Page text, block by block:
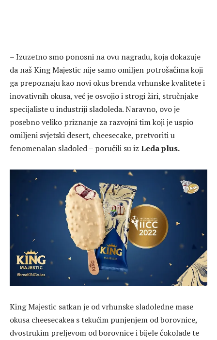
– Izuzetno smo ponosni na ovu nagradu, koja dokazuje
da naš King Majestic nije samo omiljen potrošačima koji
ga prepoznaju kao novi okus brenda vrhunske kvalitete i
inovativnih okusa, već je osvojio i strogi žiri, stručnjake
specijaliste u industriji sladoleda. Naravno, ovo je
posebno veliko priznanje za razvojni tim koji je uspio
omiljeni svjetski desert, cheesecake, pretvoriti u
fenomenalan sladoled – poručili su iz Leda plus.
King Majestic satkan je od vrhunske sladoledne mase
okusa cheesecakea s tekućim punjenjem od borovnice,
dvostrukim preljevom od borovnice i bijele čokolade te